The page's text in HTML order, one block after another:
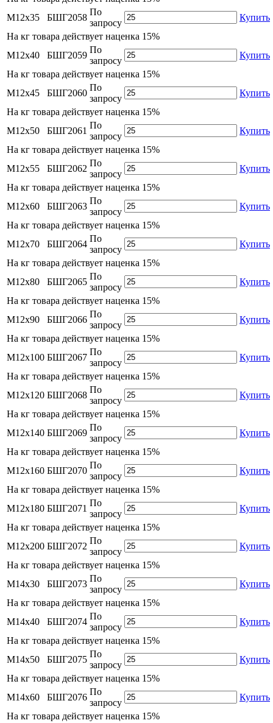
М12х35
БШГ2058
По
запросу
Купить
На кг товара действует наценка 15%
М12х40
БШГ2059
По
запросу
Купить
На кг товара действует наценка 15%
М12х45
БШГ2060
По
запросу
Купить
На кг товара действует наценка 15%
М12х50
БШГ2061
По
запросу
Купить
На кг товара действует наценка 15%
М12х55
БШГ2062
По
запросу
Купить
На кг товара действует наценка 15%
М12х60
БШГ2063
По
запросу
Купить
На кг товара действует наценка 15%
М12х70
БШГ2064
По
запросу
Купить
На кг товара действует наценка 15%
М12х80
БШГ2065
По
запросу
Купить
На кг товара действует наценка 15%
М12х90
БШГ2066
По
запросу
Купить
На кг товара действует наценка 15%
М12х100 БШГ2067
По
запросу
Купить
На кг товара действует наценка 15%
М12х120 БШГ2068
По
запросу
Купить
На кг товара действует наценка 15%
М12х140 БШГ2069
По
запросу
Купить
На кг товара действует наценка 15%
М12х160 БШГ2070
По
запросу
Купить
На кг товара действует наценка 15%
М12х180 БШГ2071
По
запросу
Купить
На кг товара действует наценка 15%
М12х200 БШГ2072
По
запросу
Купить
На кг товара действует наценка 15%
М14х30
БШГ2073
По
запросу
Купить
На кг товара действует наценка 15%
М14х40
БШГ2074
По
запросу
Купить
На кг товара действует наценка 15%
М14х50
БШГ2075
По
запросу
Купить
На кг товара действует наценка 15%
М14х60
БШГ2076
По
запросу
Купить
На кг товара действует наценка 15%